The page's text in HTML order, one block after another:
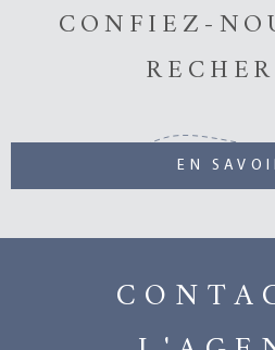
CONFIEZ-
EN